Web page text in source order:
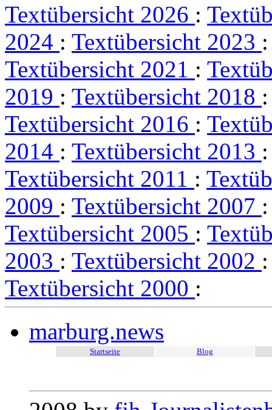
Textübersicht 2026 :
2024 : Textübersicht 2023
Textübersicht 2021 :
2019 : Textübersicht 2018
Textübersicht 2016 :
2014 : Textübersicht 2013
Textübersicht 2011 :
2009 : Textübersicht 2007
Textübersicht 2005 :
2003 : Textübersicht 2002
Textübersicht 2000 :
marburg.news
Startseite Blog